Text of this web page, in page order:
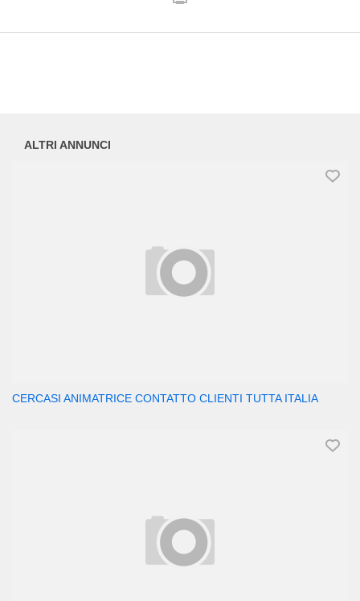
ALTRI ANNUNCI
CERCASI ANIMATRICE CONTATTO CLIENTI TUTTA ITALIA